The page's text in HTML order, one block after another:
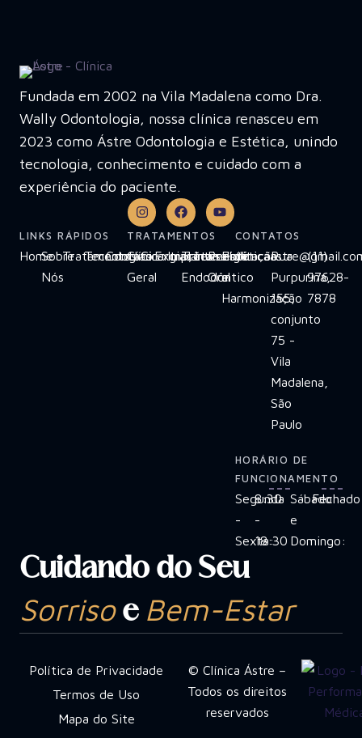
Fundada em 2002 na Vila Madalena como Dra.
Wally Odontologia, nossa clínica renasceu em
2023 como Ástre Odontologia e Estética, unindo
tecnologia, conhecimento e cuidado com a
experiência do paciente.
LINKS RÁPIDOS
HomeSobre
Nós
Tratamentos
Tecnologias
Contato
TRATAMENTOS
Clínica
Geral
Cirurgias
Extrações
Implante
Tratamento
Endodôntico
Invisalign
Reabilitação
Oral
Estética
e
Harmonização
CONTATOS
Rua
Purpurina,
155,
conjunto
75 -
Vila
Madalena,
São
Paulo
(11)
97628-
7878
HORÁRIO DE
FUNCIONAMENTO
Segunda
-
Sexta:
8:30
-
18:30
Sábado
e
Domingo:
Fechado
Cuidando do Seu
Sorrisoe Bem-Estar
Política de Privacidade
Termos de Uso
Mapa do Site
© Clínica Ástre –
Todos os direitos
reservados